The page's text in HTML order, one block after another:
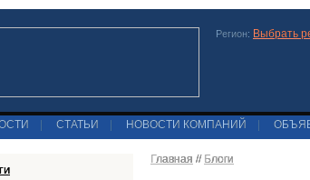
Регион: Выбрать
СТАТЬИ НОВОСТИ КОМПАНИЙ
Главная // Блоги